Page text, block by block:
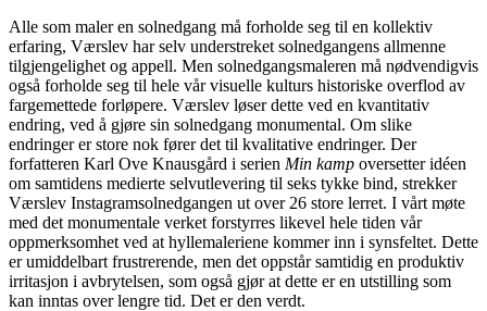
Alle som maler en solnedgang må forholde seg til en kollektiv
erfaring, Værslev har selv understreket solnedgangens allmenne
tilgjengelighet og appell. Men solnedgangsmaleren må nødvendigvis
også forholde seg til hele vår visuelle kulturs historiske overflod av
fargemettede forløpere. Værslev løser dette ved en kvantitativ
endring, ved å gjøre sin solnedgang monumental. Om slike
endringer er store nok fører det til kvalitative endringer. Der
forfatteren Karl Ove Knausgård i serien Min kamp oversetter idéen
om samtidens medierte selvutlevering til seks tykke bind, strekker
Værslev Instagramsolnedgangen ut over 26 store lerret. I vårt møte
med det monumentale verket forstyrres likevel hele tiden vår
oppmerksomhet ved at hyllemaleriene kommer inn i synsfeltet. Dette
er umiddelbart frustrerende, men det oppstår samtidig en produktiv
irritasjon i avbrytelsen, som også gjør at dette er en utstilling som
kan inntas over lengre tid. Det er den verdt.